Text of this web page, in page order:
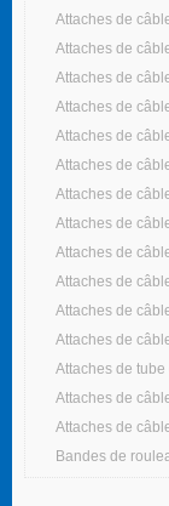
Attaches de
Attaches de
Attaches de
Attaches de
Attaches de
Attaches de
Attaches de
Attaches de
Attaches de
Attaches de
Attaches de
Attaches de
Attaches de
Attaches de
Attaches de
Bandes de